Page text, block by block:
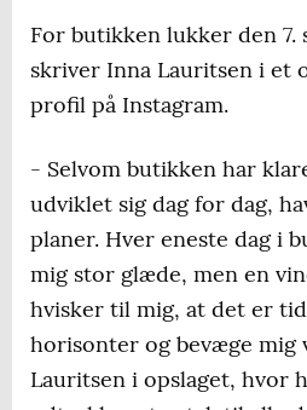
For butikken lukker den 7.
skriver Inna Lauritsen i et
profil på Instagram.
- Selvom butikken har
udviklet sig dag for dag,
planer. Hver eneste dag i
mig stor glæde, men en
hvisker til mig, at det er
horisonter og bevæge mig
Lauritsen i opslaget, hvor